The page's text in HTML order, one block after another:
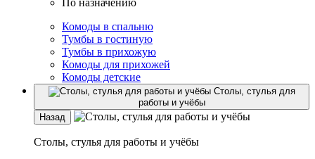
По назначению
Комоды в спальню
Тумбы в гостиную
Тумбы в прихожую
Комоды для прихожей
Комоды детские
Столы, стулья для
работы и учёбы
Назад
Столы, стулья для работы и учёбы